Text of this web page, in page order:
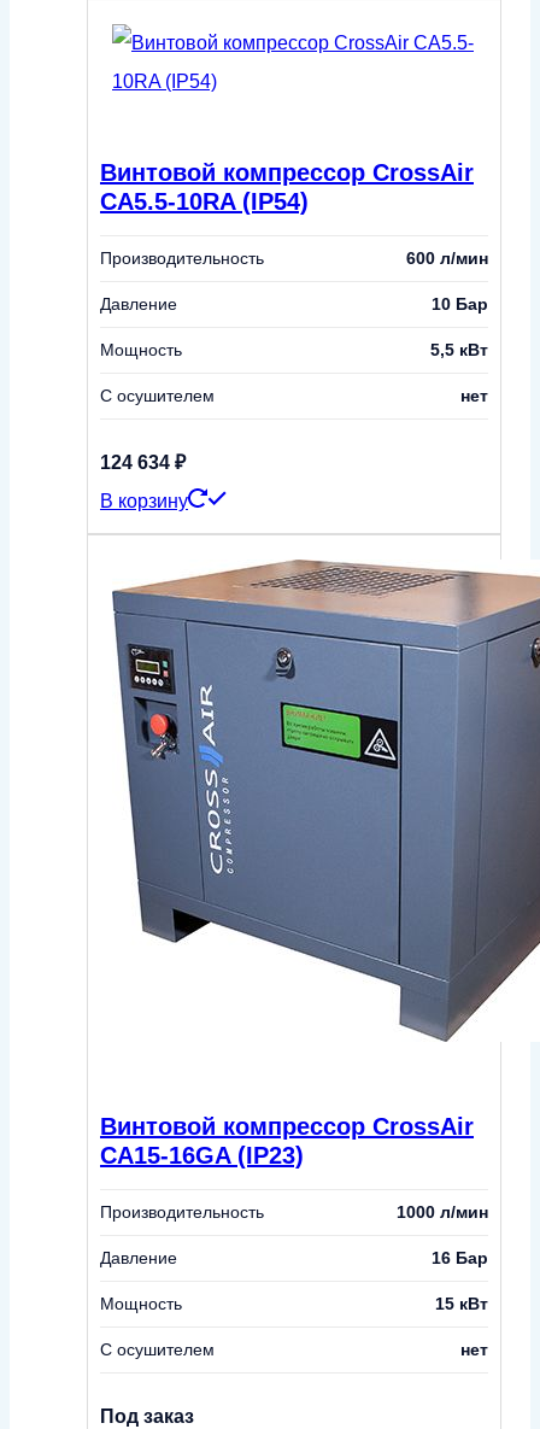
Винтовой компрессор CrossAir
CA5.5-10RA (IP54)
Производительность 600 л/мин
Давление 10 Бар
Мощность 5,5 кВт
С осушителем нет
124 634 ₽
В корзину
Винтовой компрессор CrossAir
CA15-16GA (IP23)
Производительность 1000 л/мин
Давление 16 Бар
Мощность 15 кВт
С осушителем нет
Под заказ